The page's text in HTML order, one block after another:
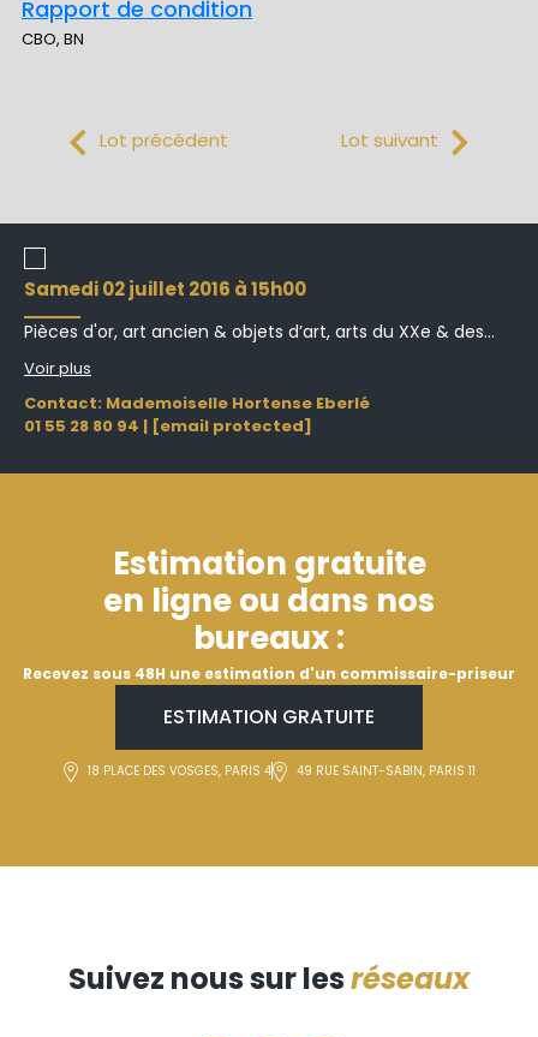
Rapport de condition
CBO, BN
Lot précédent Lot suivant
samedi 02 juillet 2016 à 15h00
Pièces d'or, art ancien & objets d’art, arts du XXe & des...
Voir plus
Contact: Mademoiselle Hortense Eberlé
01 55 28 80 94 | [email protected]
Estimation gratuite
en ligne ou dans nos
bureaux :
Recevez sous 48H une estimation d'un commissaire-priseur
ESTIMATION GRATUITE
18 PLACE DES VOSGES, PARIS 4 49 RUE SAINT-SABIN, PARIS 11
Suivez nous sur lesréseaux